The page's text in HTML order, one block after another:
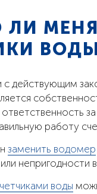
с действующим
работу
заменить водомер
непригодности
воды